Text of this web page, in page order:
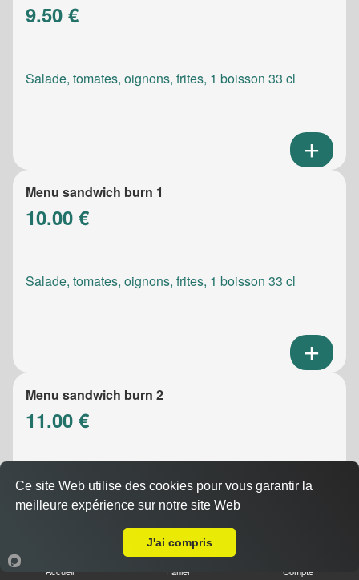
9.50 €
Salade, tomates, oignons, frites, 1 boisson 33 cl
Menu sandwich burn 1
10.00 €
Salade, tomates, oignons, frites, 1 boisson 33 cl
Menu sandwich burn 2
11.00 €
Salade, tomates, oignons, frites, 1 boisson 33 cl
Accueil Panier Compte
Ce site Web utilise des cookies pour vous garantir la
meilleure expérience sur notre site Web
J'ai compris